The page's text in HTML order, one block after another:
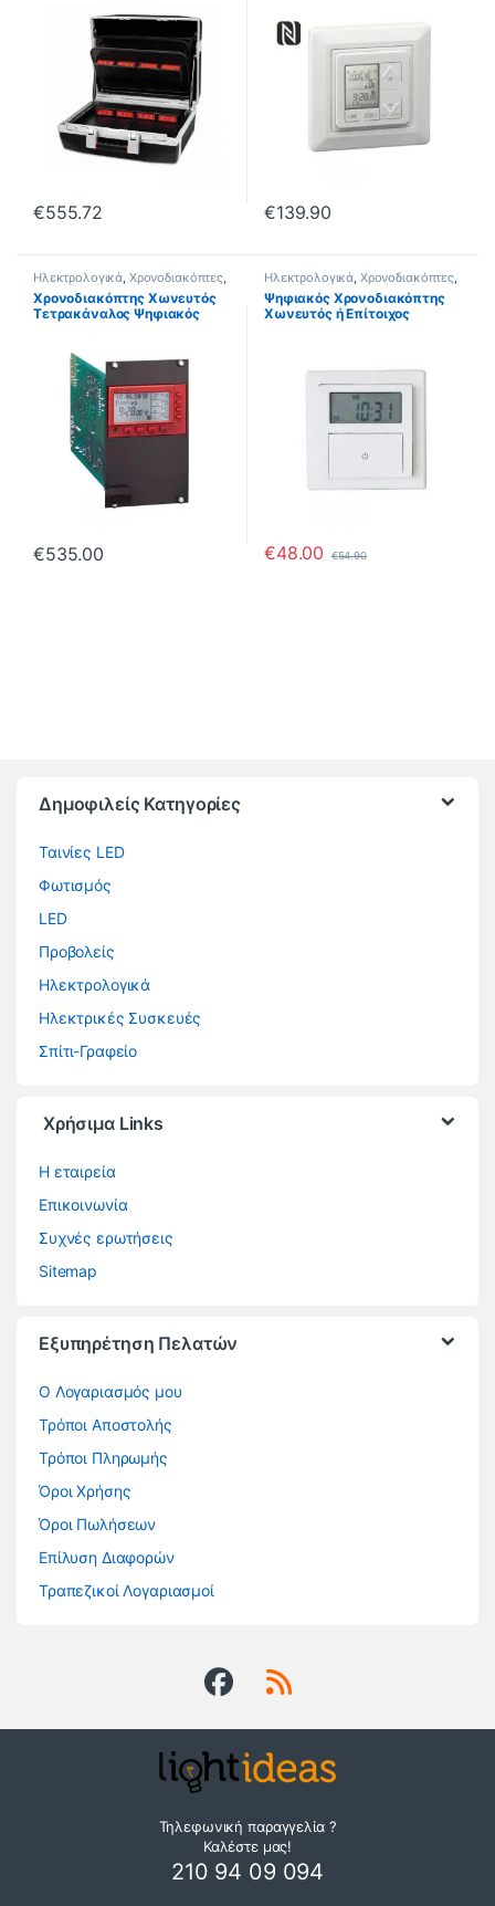
€555.72 €139.90
Ηλεκτρολογικά, Χρονοδιακόπτες,
Χρονοδιακόπτες Χωνευτοί
Χρονοδιακόπτης Χωνευτός
Τετρακάναλος Ψηφιακός
€535.00
Ηλεκτρολογικά, Χρονοδιακόπτες,
Χρονοδιακόπτες Χωνευτοί
Ψηφιακός Χρονοδιακόπτης
Χωνευτός ή Επίτοιχος
€48.00 €54.90
Δημοφιλείς Κατηγορίες
Ταινίες LED
Φωτισμός
LED
Προβολείς
Ηλεκτρολογικά
Ηλεκτρικές Συσκευές
Σπίτι-Γραφείο
Χρήσιμα Links
Η εταιρεία
Επικοινωνία
Συχνές ερωτήσεις
Sitemap
Εξυπηρέτηση Πελατών
O Λογαριασμός μου
Τρόποι Αποστολής
Τρόποι Πληρωμής
Όροι Χρήσης
Όροι Πωλήσεων
Επίλυση Διαφορών
Τραπεζικοί Λογαριασμοί
Τηλεφωνική παραγγελία ?
Καλέστε μας!
210 94 09 094